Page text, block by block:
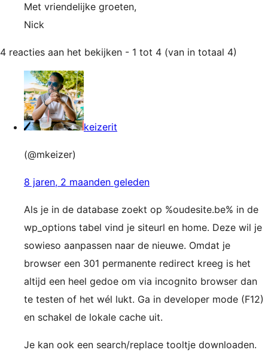
Met vriendelijke groeten,
Nick
4 reacties aan het bekijken - 1 tot 4 (van in totaal 4)
keizerit
(@mkeizer)
8 jaren, 2 maanden geleden
Als je in de database zoekt op %oudesite.be% in de
wp_options tabel vind je siteurl en home. Deze wil je
sowieso aanpassen naar de nieuwe. Omdat je
browser een 301 permanente redirect kreeg is het
altijd een heel gedoe om via incognito browser dan
te testen of het wél lukt. Ga in developer mode (F12)
en schakel de lokale cache uit.
Je kan ook een search/replace tooltje downloaden.